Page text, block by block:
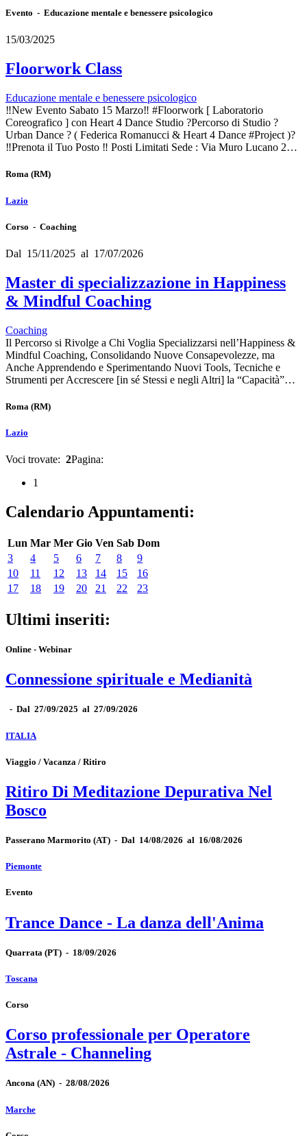
Evento - Educazione mentale e benessere psicologico
15/03/2025
Floorwork Class
Educazione mentale e benessere psicologico
‼️New Evento Sabato 15 Marzo‼️ #Floorwork [ Laboratorio
Coreografico ] con Heart 4 Dance Studio ?️Percorso di Studio ?
Urban Dance ? ( Federica Romanucci & Heart 4 Dance #Project )?️
‼️Prenota il Tuo Posto ‼️ Posti Limitati Sede : Via Muro Lucano 2…
Roma (RM)
Lazio
Corso - Coaching
Dal 15/11/2025 al 17/07/2026
Master di specializzazione in Happiness
& Mindful Coaching
Coaching
Il Percorso si Rivolge a Chi Voglia Specializzarsi nell’Happiness &
Mindful Coaching, Consolidando Nuove Consapevolezze, ma
Anche Apprendendo e Sperimentando Nuovi Tools, Tecniche e
Strumenti per Accrescere [in sé Stessi e negli Altri] la “Capacità”…
Roma (RM)
Lazio
Voci trovate: 2Pagina:
1
Calendario Appuntamenti:
Lun Mar Mer Gio Ven Sab Dom
3
4 5 6 7 8
9
10
11 12 13 14 15
16
17
18 19 20 21 22 23
Ultimi inseriti:
Online - Webinar
Connessione spirituale e Medianità
- Dal 27/09/2025 al 27/09/2026
ITALIA
Viaggio / Vacanza / Ritiro
Ritiro Di Meditazione Depurativa Nel
Bosco
Passerano Marmorito (AT) - Dal 14/08/2026 al 16/08/2026
Piemonte
Evento
Trance Dance - La danza dell'Anima
Quarrata (PT) - 18/09/2026
Toscana
Corso
Corso professionale per Operatore
Astrale - Channeling
Ancona (AN) - 28/08/2026
Marche